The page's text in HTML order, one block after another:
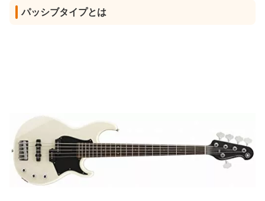
パッシブタイプとは